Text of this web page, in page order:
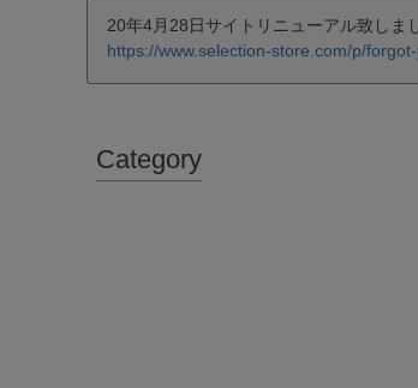
20年4月28日サイトリニューアル致しま
https://www.selection-store.com/p/
Category